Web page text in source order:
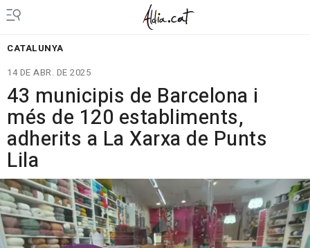
CATALUNYA
14 DE ABR. DE 2025
43 municipis de Barcelona i
més de 120 establiments,
adherits a La Xarxa de Punts
Lila